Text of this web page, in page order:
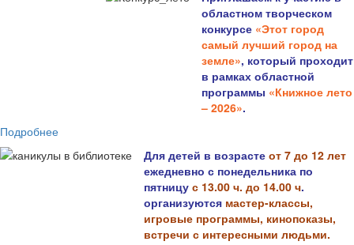
областном творческом
конкурсе «Этот город
самый лучший город на
земле», который проходит
в рамках областной
программы «Книжное лето
– 2026».
Подробнее
Для детей в возрасте от 7 до 12 лет
ежедневно с понедельника по
пятницу с 13.00 ч. до 14.00 ч.
организуются мастер-классы,
игровые программы, кинопоказы,
встречи с интересными людьми.